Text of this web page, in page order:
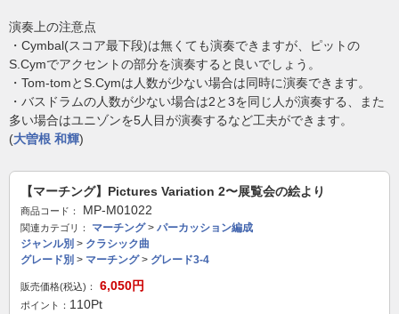
演奏上の注意点
・Cymbal(スコア最下段)は無くても演奏できますが、ピットの
S.Cymでアクセントの部分を演奏すると良いでしょう。
・Tom-tomとS.Cymは人数が少ない場合は同時に演奏できます。
・バスドラムの人数が少ない場合は2と3を同じ人が演奏する、また
多い場合はユニゾンを5人目が演奏するなど工夫ができます。
(大曽根 和輝)
【マーチング】Pictures Variation 2〜展覧会の絵より
商品コード： MP-M01022
関連カテゴリ： マーチング> パーカッション編成
ジャンル別 > クラシック曲
グレード別 > マーチング> グレード3-4
販売価格(税込)： 6,050円
ポイント： 110Pt